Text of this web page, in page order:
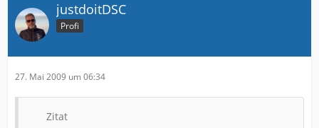
justdoitDSC
Profi
27. Mai 2009 um 06:34
Zitat